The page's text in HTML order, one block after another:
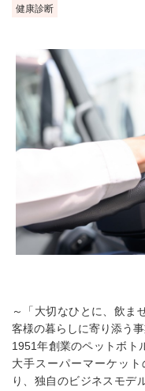
健康診断
～「大切なひとに、飲ま
客様の暮らしに寄り添う
1951年創業のペットボト
大手スーパーマーケッ
り、独自のビジネスモデ